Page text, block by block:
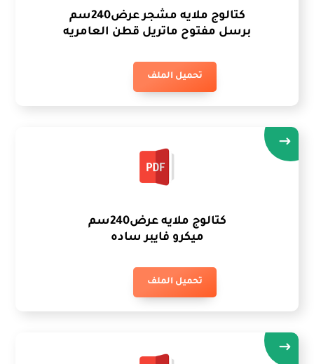
كتالوج ملايه مشجر عرض240سم
برسل مفتوح ماتريل قطن العامريه
تحميل الملف
كتالوج ملايه عرض240سم
ميكرو فايبر ساده
تحميل الملف